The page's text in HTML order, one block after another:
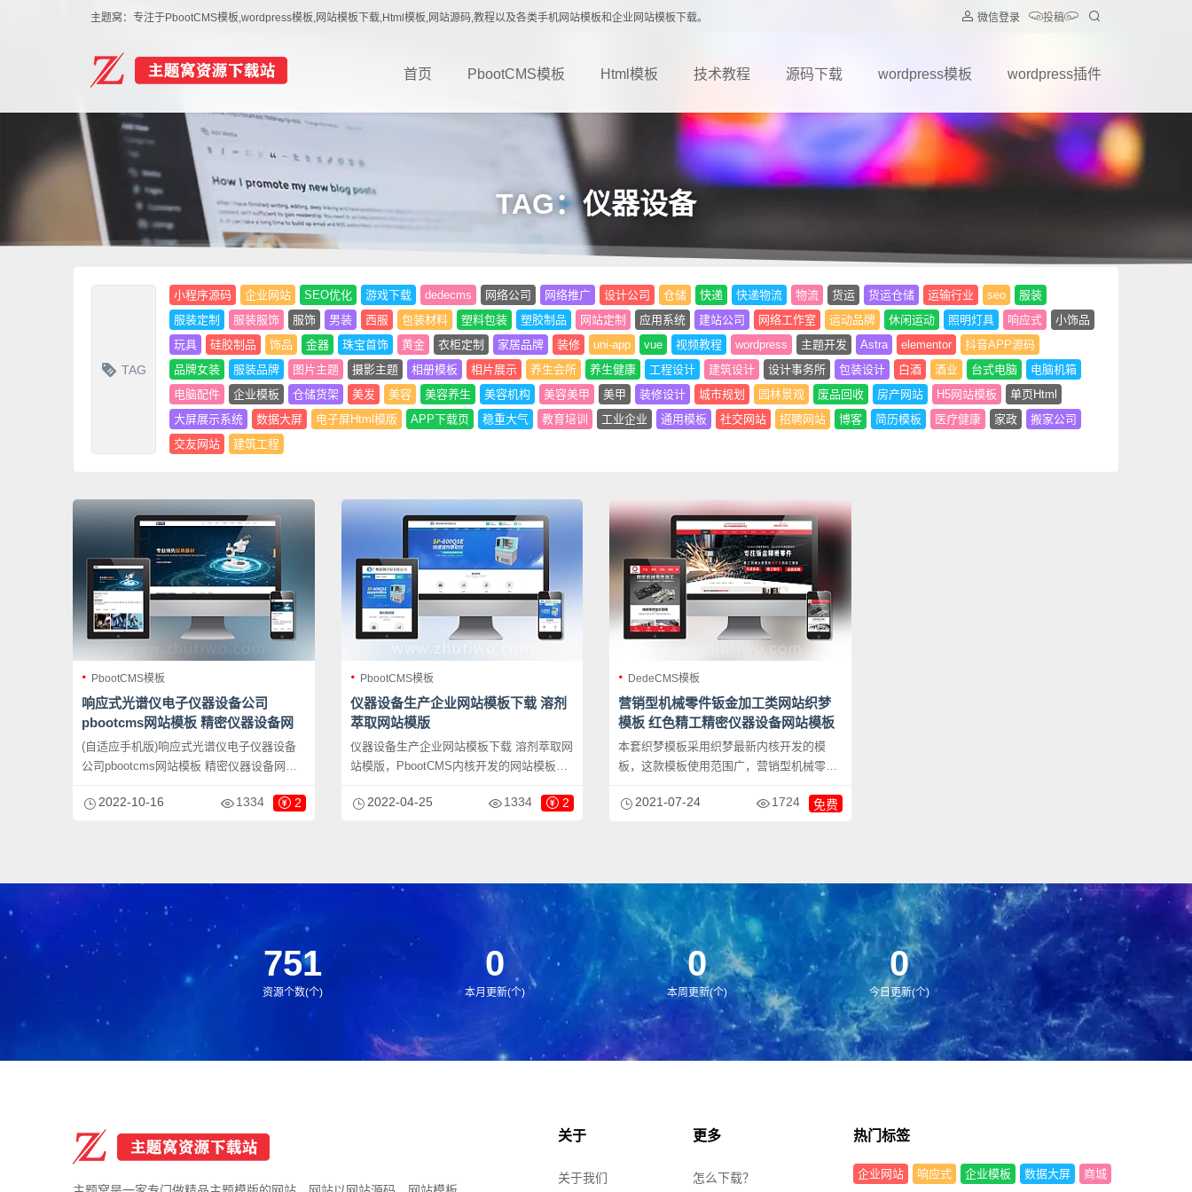
主题窝：专注于PbootCMS模板,wordpress模板,网站模板下载,Html模板,网站源码,教程以及各类手机网站模板和企业网站模板下载。 微信登录 投稿
首页 PbootCMS模板 Html模板 技术教程 源码下载 wordpress模板 wordpress插件
TAG：仪器设备
TAG
小程序源码 企业网站 SEO优化 游戏下载 dedecms 网络公司 网络推广 设计公司 仓储 快递 快递物流 物流 货运 货运仓储 运输行业 seo
服装
服装定制
服装服饰 服饰 男装 西服 包装材料 塑料包装 塑胶制品 网站定制 应用系统 建站公司 网络工作室 运动品牌 休闲运动 照明灯具 响应式
小饰品
玩具
硅胶制品 饰品 金器 珠宝首饰 黄金 衣柜定制 家居品牌 装修 uni-app vue 视频教程 wordpress 主题开发 Astra elementor
抖音APP源码
品牌女装
服装品牌 图片主题 摄影主题 相册模板 相片展示 养生会所 养生健康 工程设计 建筑设计 设计事务所 包装设计 白酒 酒业 台式电脑
电脑机箱
电脑配件
企业模板 仓储货架 美发 美容 美容养生 美容机构 美容美甲 美甲 装修设计 城市规划 园林景观 废品回收 房产网站 H5网站模板
单页Html
大屏展示系统
数据大屏 电子屏Html模版 APP下载页 稳重大气 教育培训 工业企业 通用模板 社交网站 招聘网站 博客 简历模板 医疗健康 家政
搬家公司
交友网站
建筑工程
PbootCMS模板
响应式光谱仪电子仪器设备公司
pbootcms网站模板 精密仪器设备网
站源码下载
(自适应手机版)响应式光谱仪电子仪器设备
公司pbootcms网站模板 精密仪器设备网站
板，该模板适用于精密仪器网站、电子仪器
2022-10-16 1334 2
PbootCMS模板
仪器设备生产企业网站模板下载 溶剂
萃取网站模版
仪器设备生产企业网站模板下载 溶剂萃取网
站模版，PbootCMS内核开发的网站模板，
等企业，当然其他行业也可以做，只需要把
2022-04-25 1334 2
DedeCMS模板
营销型机械零件钣金加工类网站织梦
模板 红色精工精密仪器设备网站模板
下载
本套织梦模板采用织梦最新内核开发的模
板，这款模板使用范围广，营销型机械零件
设备网站模板下载，不仅仅局限于一类型的
2021-07-24 1724 免费
751
资源个数(个)
0
本月更新(个)
0
本周更新(个)
0
今日更新(个)
关于
关于我们
更多
怎么下载？
热门标签
企业网站 响应式 企业模板 数据大屏 商城